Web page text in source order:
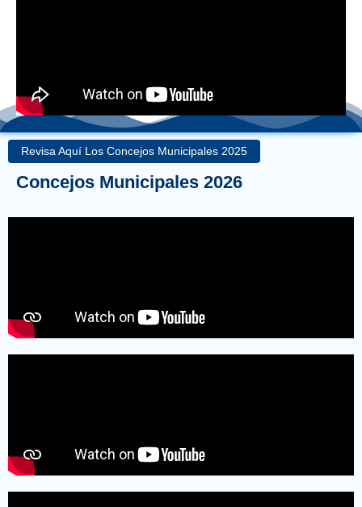
Revisa Aquí Los Concejos Municipales 2025
Concejos Municipales 2026